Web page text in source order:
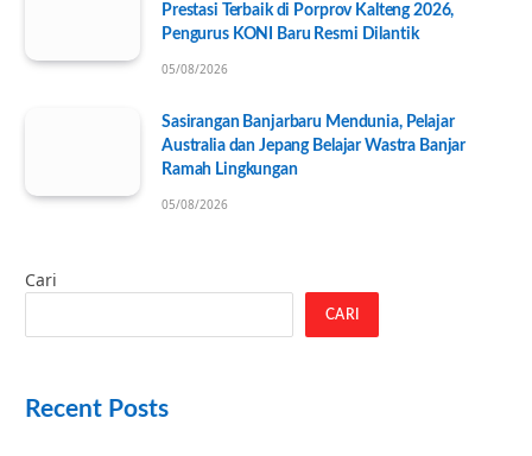
Prestasi Terbaik di Porprov Kalteng 2026,
Pengurus KONI Baru Resmi Dilantik
05/08/2026
Sasirangan Banjarbaru Mendunia, Pelajar
Australia dan Jepang Belajar Wastra Banjar
Ramah Lingkungan
05/08/2026
Cari
CARI
Recent Posts